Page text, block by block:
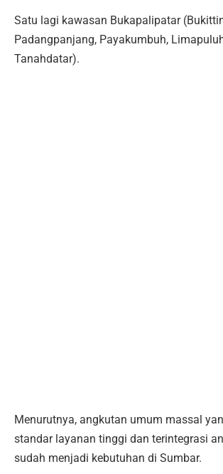
Satu lagi kawasan Bukapalipatar
Padangpanjang, Payakumbuh,
Tanahdatar).
Menurutnya, angkutan umum massal
standar layanan tinggi dan terintegrasi
sudah menjadi kebutuhan di Sumbar.